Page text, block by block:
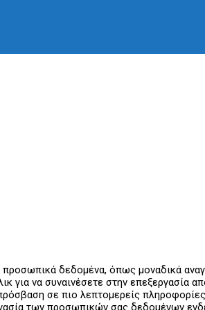
δεδομένα, όπως μοναδικά
για να συναινέσετε στην επεξεργασία
σε πιο λεπτομερείς
των προσωπικών σας δεδομένων